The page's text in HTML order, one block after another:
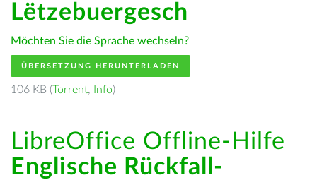
Lëtzebuergesch
Möchten Sie die Sprache wechseln?
ÜBERSETZUNG HERUNTERLADEN
106 KB (Torrent, Info)
LibreOffice Offline-Hilfe
Englische Rückfall-